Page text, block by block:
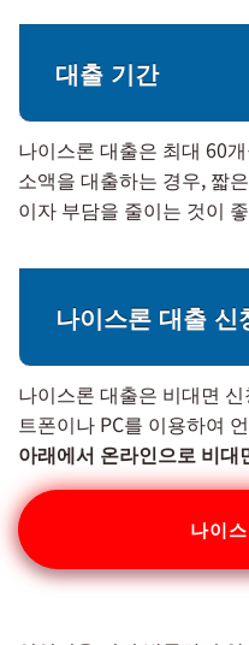
대출 기간
나이스론 대출은 최대 60
소액을 대출하는 경우, 짧
이자 부담을 줄이는 것이
나이스론 대출 신
나이스론 대출은 비대면
트폰이나 PC를 이용하여
아래에서 온라인으로 비대
나이